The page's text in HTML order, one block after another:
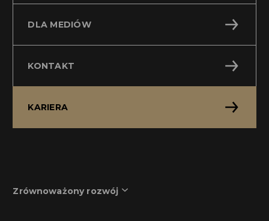
DLA MEDIÓW
KONTAKT
KARIERA
Zrównoważony rozwój